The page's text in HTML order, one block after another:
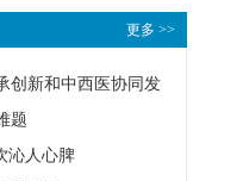
更多 >>
创新和中西医协同发
题
沁人心脾